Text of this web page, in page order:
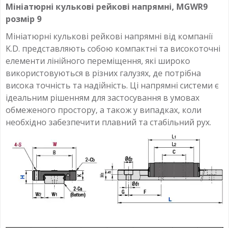
Мініатюрні кулькові рейкові напрямні, MGWR9
розмір 9
Мініатюрні кулькові рейкові напрямні від компанії
K.D. представляють собою компактні та високоточні
елементи лінійного переміщення, які широко
використовуються в різних галузях, де потрібна
висока точність та надійність. Ці напрямні системи є
ідеальним рішенням для застосування в умовах
обмеженого простору, а також у випадках, коли
необхідно забезпечити плавний та стабільний рух.